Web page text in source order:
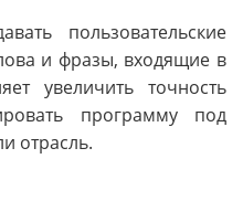
пользовательские
и фразы, входящие в
увеличить точность
программу под
отрасль.